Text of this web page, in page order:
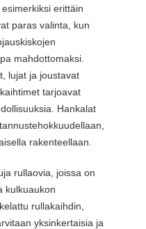
erittäin
paras valinta, kun
mahdottomaksi.
lujat ja joustavat
tarjoavat
Hankalat
rakenteellaan.
rullaovia, joissa on
kulkuaukon
rullakaihdin,
yksinkertaisia ja